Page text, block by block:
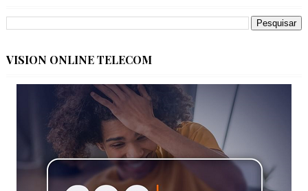
VISION ONLINE TELECOM